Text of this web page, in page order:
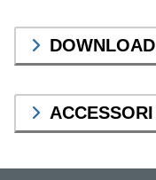
DOWNLOAD
ACCESSORI